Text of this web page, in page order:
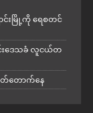
ာင်းမြို့ကို ရေစတင်
င်းဒေသခံ လူငယ်တ
တ်တောက်နေ